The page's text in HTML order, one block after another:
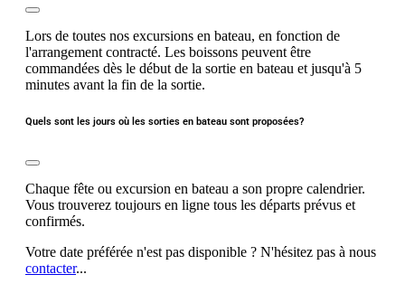
Lors de toutes nos excursions en bateau, en fonction de
l'arrangement contracté. Les boissons peuvent être
commandées dès le début de la sortie en bateau et jusqu'à 5
minutes avant la fin de la sortie.
Quels sont les jours où les sorties en bateau sont proposées?
Chaque fête ou excursion en bateau a son propre calendrier.
Vous trouverez toujours en ligne tous les départs prévus et
confirmés.
Votre date préférée n'est pas disponible ? N'hésitez pas à nous
contacter...